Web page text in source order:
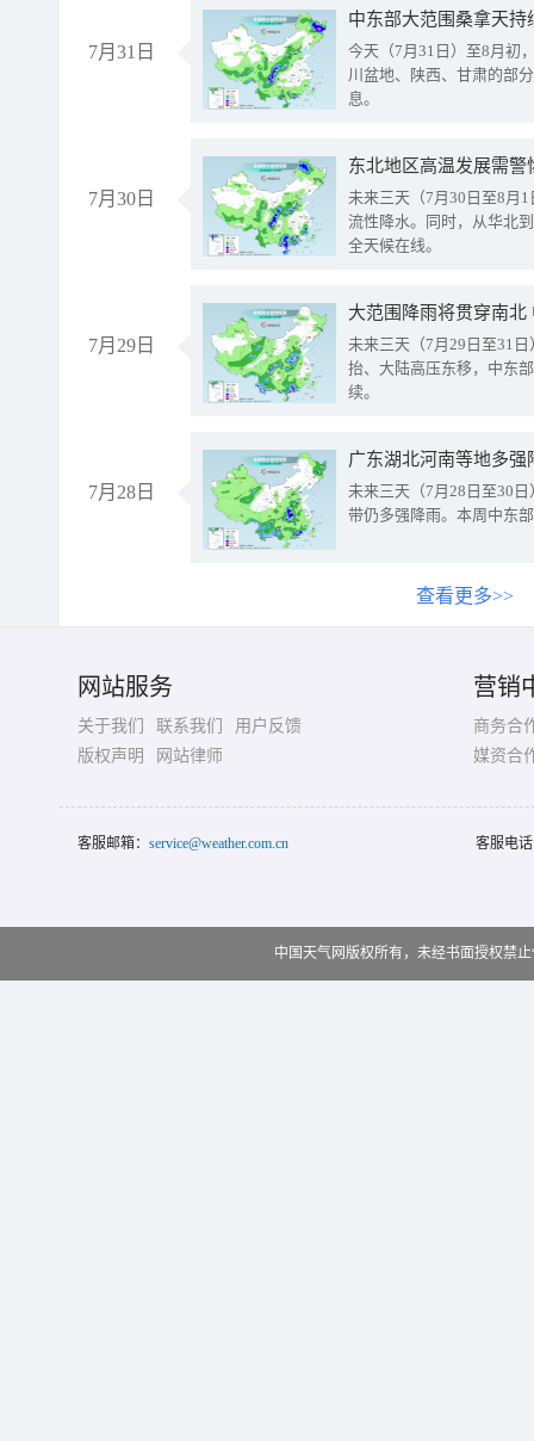
7月31日
中东部大范围桑拿天
今天（7月31日）至8月初
川盆地、陕西、甘肃的部
息。
7月30日
东北地区高温发展需
未来三天（7月30日至8月
流性降水。同时，从华北
全天候在线。
7月29日
大范围降雨将贯穿南
未来三天（7月29日至31
抬、大陆高压东移，中东
续。
7月28日
广东湖北河南等地多
未来三天（7月28日至30
带仍多强降雨。本周中东
查看更多>>
网站服务
关于我们 联系我们
用户反馈
版权声明
网站律师
营销
商务合
媒资合
客服邮箱： service@weather.com.cn 客服电
中国天气网版权所有，未经书面授权